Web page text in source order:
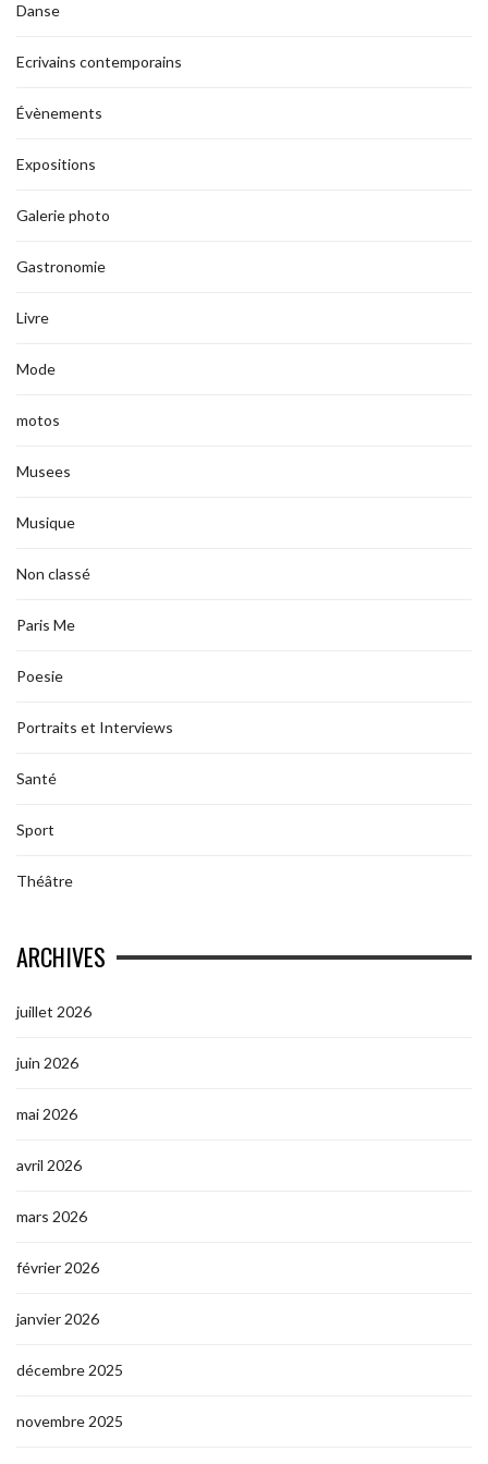
Danse
Ecrivains contemporains
Évènements
Expositions
Galerie photo
Gastronomie
Livre
Mode
motos
Musees
Musique
Non classé
Paris Me
Poesie
Portraits et Interviews
Santé
Sport
Théâtre
ARCHIVES
juillet 2026
juin 2026
mai 2026
avril 2026
mars 2026
février 2026
janvier 2026
décembre 2025
novembre 2025